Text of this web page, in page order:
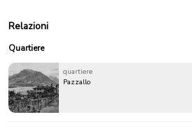
Relazioni
Quartiere
quartiere
Pazzallo